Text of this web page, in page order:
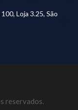
Loja 3.25, São
reservados.